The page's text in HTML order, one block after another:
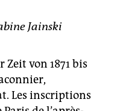
Jainski
von 1871 bis
Les inscriptions